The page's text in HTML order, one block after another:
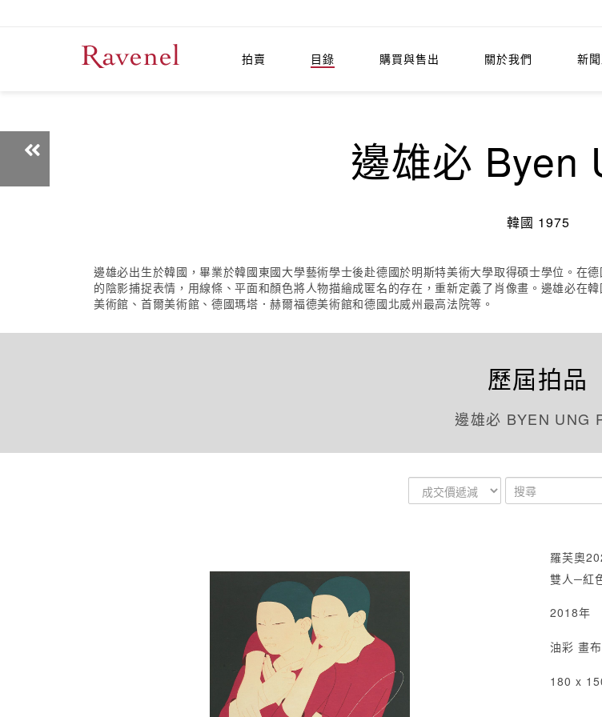
拍賣 目錄 購買與售出 關於我們 新
邊雄必 Byen
韓國 1975
邊雄必出生於韓國，畢業於韓國東國大學藝術學士後赴德國於明斯特美術大學取得碩士學位。在
的陰影捕捉表情，用線條、平面和顏色將人物描繪成匿名的存在，重新定義了肖像畫。邊雄必在
美術館、首爾美術館、德國瑪塔．赫爾福德美術館和德國北威州最高法院等。
歷屆拍品
邊雄必 BYEN UNG
羅芙奧
雙人─紅
2018年
油彩 畫布
180 x